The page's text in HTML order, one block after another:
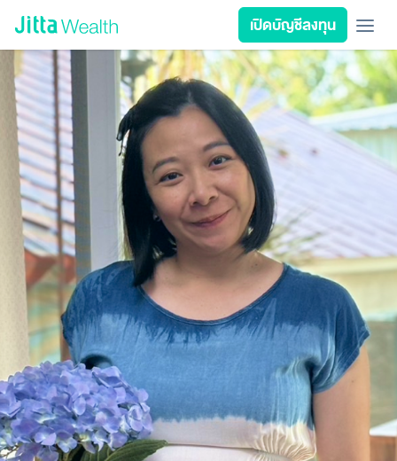
เปิดบัญชีลงทุน
เรียนลงทุน ลงทุนเอง ลงทุนอัตโนมัติ Jitta Protect Jitta Card
ลงทุนตามเป้าหมาย
นโยบายลงทุน
รีวิวพอร์ต
วางแผนการเงิน
เกี่ยวกับ Jitta Wealth